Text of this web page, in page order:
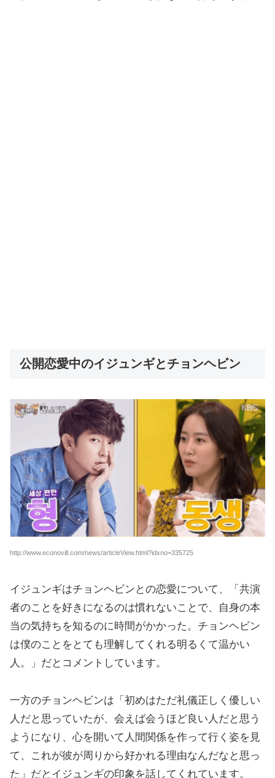
公開恋愛中のイジュンギとチョンヘビン
http://www.econovill.com/news/articleView.html?idxno=335725
イジュンギはチョンヘビンとの恋愛について、「共演
者のことを好きになるのは慣れないことで、自身の本
当の気持ちを知るのに時間がかかった。チョンヘビン
は僕のことをとても理解してくれる明るくて温かい
人。」だとコメントしています。
一方のチョンヘビンは「初めはただ礼儀正しく優しい
人だと思っていたが、会えば会うほど良い人だと思う
ようになり、心を開いて人間関係を作って行く姿を見
て、これが彼が周りから好かれる理由なんだなと思っ
た」だとイジュンギの印象を話してくれています。